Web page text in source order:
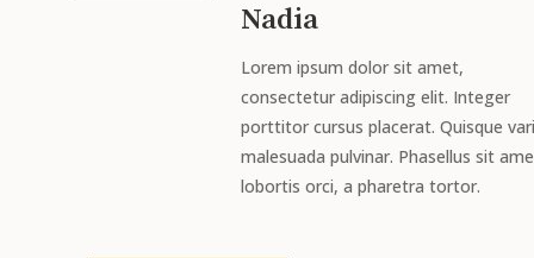
Nadia
Lorem ipsum dolor sit amet,
consectetur adipiscing elit. Integer
porttitor cursus placerat. Quisque
malesuada pulvinar. Phasellus sit
lobortis orci, a pharetra tortor.